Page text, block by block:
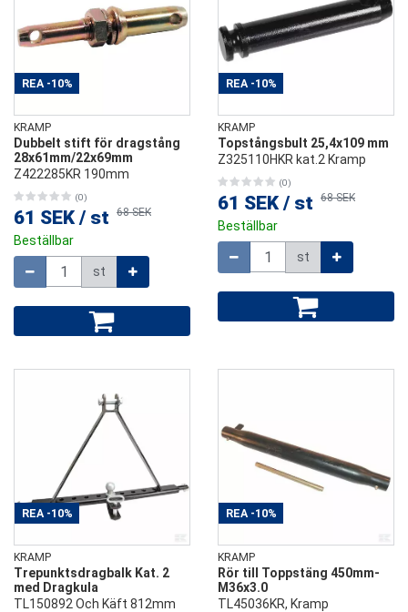
REA -10%
KRAMP
Dubbelt stift för dragstång
28x61mm/22x69mm
Z422285KR 190mm
(0)
61 SEK / st 68 SEK
Beställbar
st
REA -10%
KRAMP
Topstångsbult 25,4x109 mm
Z325110HKR kat.2 Kramp
(0)
61 SEK / st 68 SEK
Beställbar
st
REA -10%
KRAMP
Trepunktsdragbalk Kat. 2
med Dragkula
TL150892 Och Käft 812mm
REA -10%
KRAMP
Rör till Toppstäng 450mm-
M36x3.0
TL45036KR, Kramp